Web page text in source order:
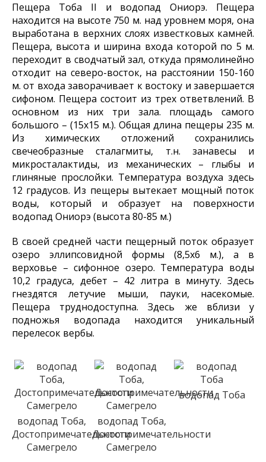
Пещера Тоба II и водопад Ониорэ. Пещера
находится на высоте 750 м. над уровнем моря, она
выработана в верхних слоях известковых камней.
Пещера, высота и ширина входа которой по 5 м.
переходит в сводчатый зал, откуда прямолинейно
отходит на северо-восток, на расстоянии 150-160
м. от входа заворачивает к востоку и завершается
сифоном. Пещера состоит из трех ответвлений. В
основном из них три зала. площадь самого
большого – (15х15 м.). Общая длина пещеры 235 м.
Из химических отложений сохранились
свечеобразные сталагмиты, т.н. занавесы и
микросталактиды, из механических – глыбы и
глиняные прослойки. Температура воздуха здесь
12 градусов. Из пещеры вытекает мощный поток
воды, который и образует на поверхности
водопад Ониорэ (высота 80-85 м.)
В своей средней части пещерный поток образует
озеро эллипсовидной формы (8,5х6 м.), а в
верховье – сифонное озеро. Температура воды
10,2 градуса, дебет – 42 литра в минуту. Здесь
гнездятся летучие мыши, пауки, насекомые.
Пещера труднодоступна. Здесь же вблизи у
подножья водопада находится уникальный
перелесок вербы.
водопад Тоба,
Достопримечательности
Самегрело
водопад Тоба,
Достопримечательности
Самегрело
водопад Тоба